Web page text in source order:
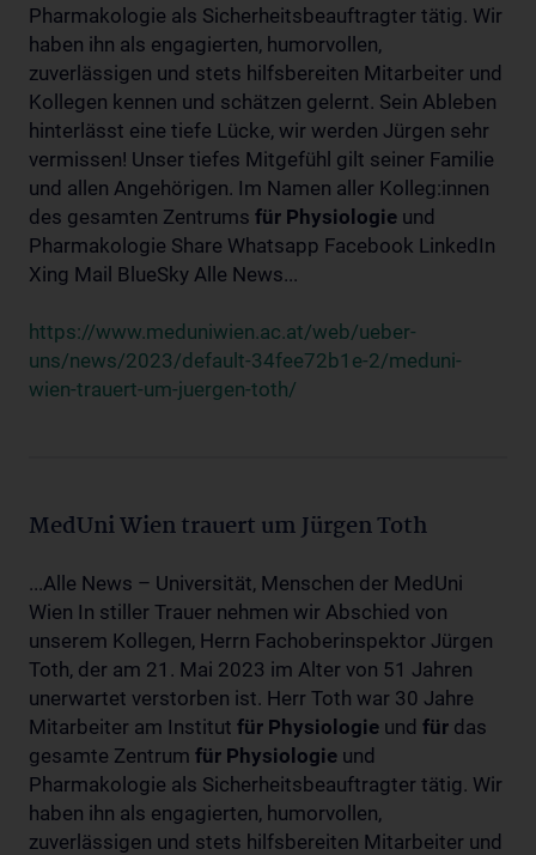
Pharmakologie als Sicherheitsbeauftragter tätig. Wir
haben ihn als engagierten, humorvollen,
zuverlässigen und stets hilfsbereiten Mitarbeiter und
Kollegen kennen und schätzen gelernt. Sein Ableben
hinterlässt eine tiefe Lücke, wir werden Jürgen sehr
vermissen! Unser tiefes Mitgefühl gilt seiner Familie
und allen Angehörigen. Im Namen aller Kolleg:innen
des gesamten Zentrums für Physiologie und
Pharmakologie Share Whatsapp Facebook LinkedIn
Xing Mail BlueSky Alle News...
https://www.meduniwien.ac.at/web/ueber-
uns/news/2023/default-34fee72b1e-2/meduni-
wien-trauert-um-juergen-toth/
MedUni Wien trauert um Jürgen Toth
...Alle News – Universität, Menschen der MedUni
Wien In stiller Trauer nehmen wir Abschied von
unserem Kollegen, Herrn Fachoberinspektor Jürgen
Toth, der am 21. Mai 2023 im Alter von 51 Jahren
unerwartet verstorben ist. Herr Toth war 30 Jahre
Mitarbeiter am Institut für Physiologie und für das
gesamte Zentrum für Physiologie und
Pharmakologie als Sicherheitsbeauftragter tätig. Wir
haben ihn als engagierten, humorvollen,
zuverlässigen und stets hilfsbereiten Mitarbeiter und